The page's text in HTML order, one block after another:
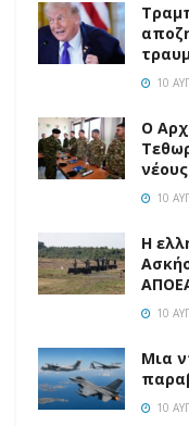
10
O
10
Η
10
Μια
10